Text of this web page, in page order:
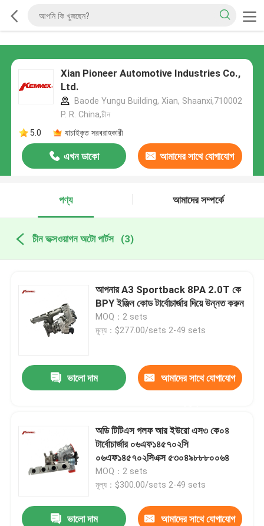
Xian Pioneer Automotive Industries Co.,
Ltd.
Baode Yungu Building, Xian, Shaanxi,710002
P. R. China,চীন
5.0
যাচাইকৃত সরবরাহকারী
এখন ডাকো আমাদের সাথে যোগাযোগ
পণ্য
আমাদের সম্পর্কে
চীন ভক্সওয়াগন অটো পার্টস (3)
আপনার A3 Sportback 8PA 2.0T কে
BPY ইঞ্জিন কোড টার্বোচার্জার দিয়ে উন্নত করুন
MOQ：2 sets
মূল্য：$277.00/sets 2-49 sets
ভালো দাম আমাদের সাথে যোগাযোগ
অডি টিটিএস গলফ আর ইউরো এস৩ কে০৪
টার্বোচার্জার ০৬এফ১৪৫৭০২সি
০৬এফ১৪৫৭০২সিএক্স ৫৩০৪৯৮৮৮০০৬৪
MOQ：2 sets
মূল্য：$300.00/sets 2-49 sets
ভালো দাম আমাদের সাথে যোগাযোগ